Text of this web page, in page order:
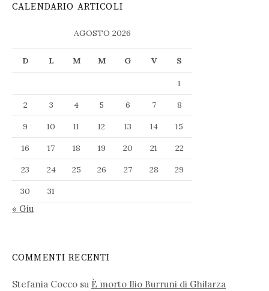
CALENDARIO ARTICOLI
AGOSTO 2026
D L M M G V S
1
2
3 4 5 6 7
8
9
10 11 12 13 14
15
16
17 18 19 20 21
22
23
24 25 26 27 28
29
30
31
« Giu
COMMENTI RECENTI
Stefania Cocco su È morto Ilio Burruni di Ghilarza